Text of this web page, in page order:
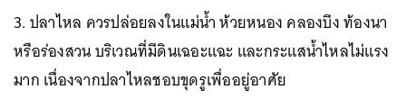
3. ปลาไหล ควรปล่อยลงในแม่น้ำ ห้วยหนอง คลองบึง ท้องนา
หรือร่องสวน บริเวณที่มีดินเฉอะแฉะ และกระแสน้ำไหลไม่แรง
มาก เนื่องจากปลาไหลชอบขุดรูเพื่ออยู่อาศัย